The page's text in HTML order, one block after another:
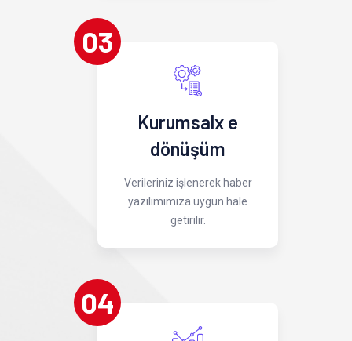
03
Kurumsalx e
dönüşüm
Verileriniz işlenerek haber
yazılımımıza uygun hale
getirilir.
04